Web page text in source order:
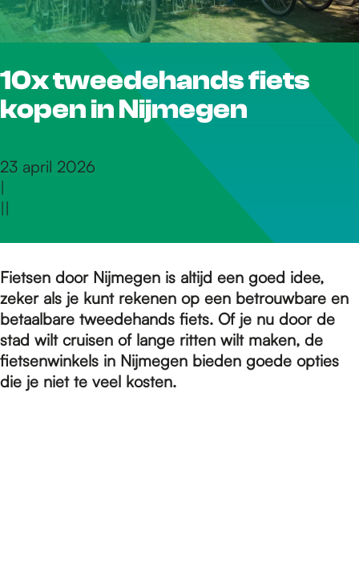
r
d
e
o
m
e
10x tweedehands fiets
kopen in Nijmegen
23 april 2026
|
||
Fietsen door Nijmegen is altijd een goed idee,
zeker als je kunt rekenen op een betrouwbare en
betaalbare tweedehands fiets. Of je nu door de
stad wilt cruisen of lange ritten wilt maken, de
fietsenwinkels in Nijmegen bieden goede opties
die je niet te veel kosten.